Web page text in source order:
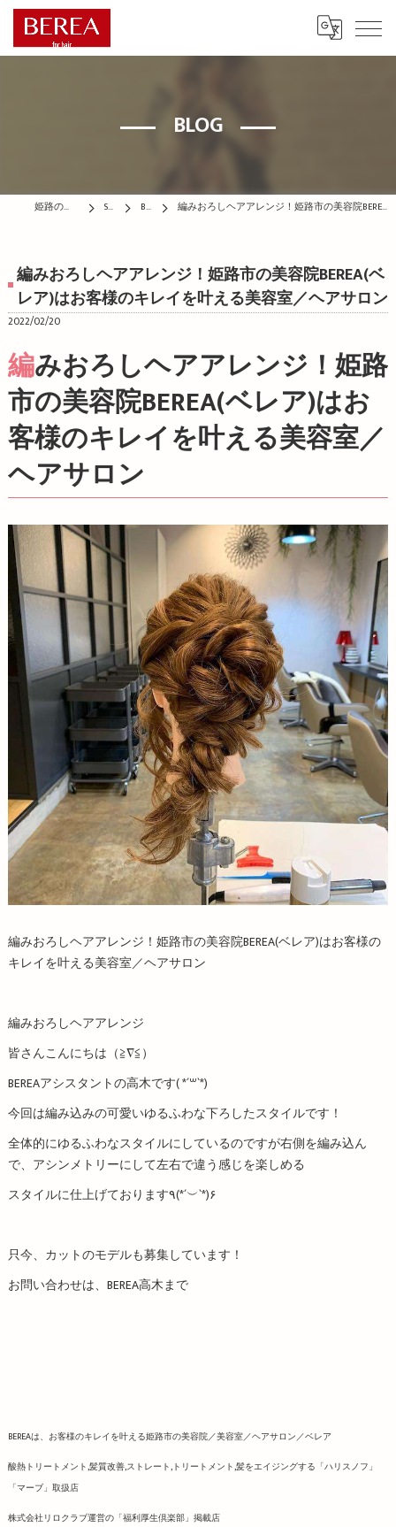
BLOG
姫路の美容院はBEREA STAFF BLOG 編みおろしヘアアレンジ！姫路市の美容院BEREA(ベレア)はお客様のキレイを叶える美容室／ヘアサロン
編みおろしヘアアレンジ！姫路市の美容院BEREA(ベ
レア)はお客様のキレイを叶える美容室／ヘアサロン
2022/02/20
編みおろしヘアアレンジ！姫路
市の美容院BEREA(ベレア)はお
客様のキレイを叶える美容室／
ヘアサロン
編みおろしヘアアレンジ！姫路市の美容院BEREA(ベレア)はお客様の
キレイを叶える美容室／ヘアサロン
編みおろしヘアアレンジ
皆さんこんにちは（≧∇≦）
BEREAアシスタントの高木です( *´꒳`*)
今回は編み込みの可愛いゆるふわな下ろしたスタイルです！
全体的にゆるふわなスタイルにしているのですが右側を編み込ん
で、アシンメトリーにして左右で違う感じを楽しめる
スタイルに仕上げております٩(*´︶`*)۶
只今、カットのモデルも募集しています！
お問い合わせは、BEREA高木まで
BEREAは、お客様のキレイを叶える姫路市の美容院／美容室／ヘアサロン／ベレア
酸熱トリートメント,髪質改善,ストレート,トリートメント,髪をエイジングする「ハリスノフ」
「マーブ」取扱店
株式会社リロクラブ運営の「福利厚生倶楽部」掲載店